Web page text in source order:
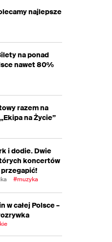
najlepsze
na ponad
nawet 80%
razem na
na Życie”
i dodie. Dwie
koncertów
#muzyka
w całej Polsce –